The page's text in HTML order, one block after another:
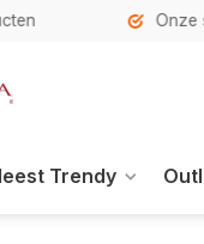
Onze
Trendy